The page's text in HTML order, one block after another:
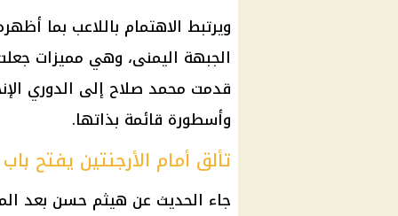
ويرتبط الاهتمام باللاعب بما
الجبهة اليمنى، وهي مميزات
قدمت محمد صلاح إلى الدوري
وأسطورة قائمة بذاتها.
تألق أمام الأرجنتين يفتح
جاء الحديث عن هيثم حسن بعد